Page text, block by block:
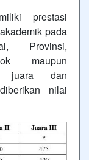
prestasi
pada
Provinsi,
maupun
juara dan
diberikan nilai